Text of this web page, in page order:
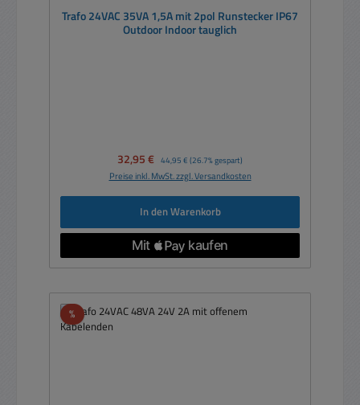
Trafo 24VAC 35VA 1,5A mit 2pol Runstecker IP67
Outdoor Indoor tauglich
Verkaufspreis:
32,95 € Regulärer Preis:
44,95 € (26.7% gespart)
Preise inkl. MwSt. zzgl. Versandkosten
In den Warenkorb
%Rabatt